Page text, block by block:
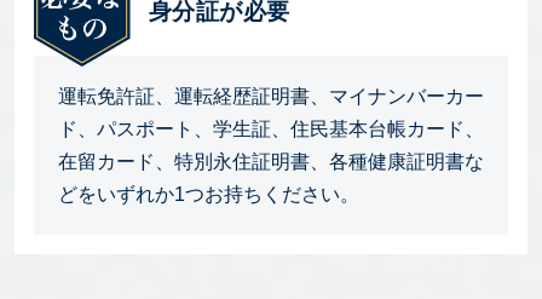
身分証が必要
運転免許証、運転経歴証明書、マイナンバーカー
ド、パスポート、学生証、住民基本台帳カード、
在留カード、特別永住証明書、各種健康証明書な
どをいずれか1つお持ちください。